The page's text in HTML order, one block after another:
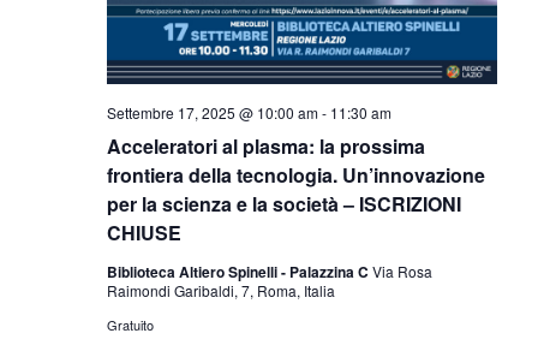
Acceleratori al plasma: la prossima
frontiera della tecnologia. Un’innovazione
per la scienza e la società – ISCRIZIONI
CHIUSE
Settembre 17, 2025 @ 10:00 am- 11:30 am
Biblioteca Altiero Spinelli - Palazzina C Via Rosa
Raimondi Garibaldi, 7, Roma, Italia
Gratuito